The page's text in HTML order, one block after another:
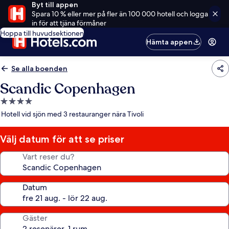
Byt till appen
Spara 10 % eller mer på fler än 100 000 hotell och logga
in för att tjäna förmåner
Hoppa till huvudsektionen
Hämta appen
Se alla boenden
Scandic Copenhagen
4.0-
stjärnigt
Hotell vid sjön med 3 restauranger nära Tivoli
Välj datum för att se priser
Vart reser du?
Datum
Gäster